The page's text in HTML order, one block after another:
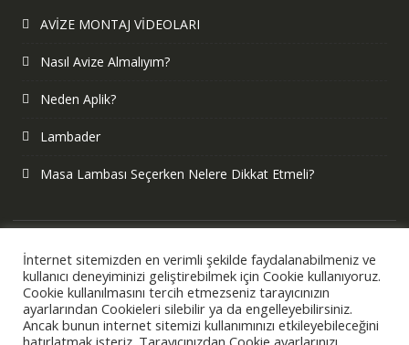
AVİZE MONTAJ VİDEOLARI
Nasıl Avize Almalıyım?
Neden Aplik?
Lambader
Masa Lambası Seçerken Nelere Dikkat Etmeli?
İnternet sitemizden en verimli şekilde faydalanabilmeniz ve
kullanıcı deneyiminizi geliştirebilmek için Cookie kullanıyoruz.
Cookie kullanılmasını tercih etmezseniz tarayıcınızın
ayarlarından Cookieleri silebilir ya da engelleyebilirsiniz.
Ancak bunun internet sitemizi kullanımınızı etkileyebileceğini
hatırlatmak isteriz. Tarayıcınızdan Cookie ayarlarınızı